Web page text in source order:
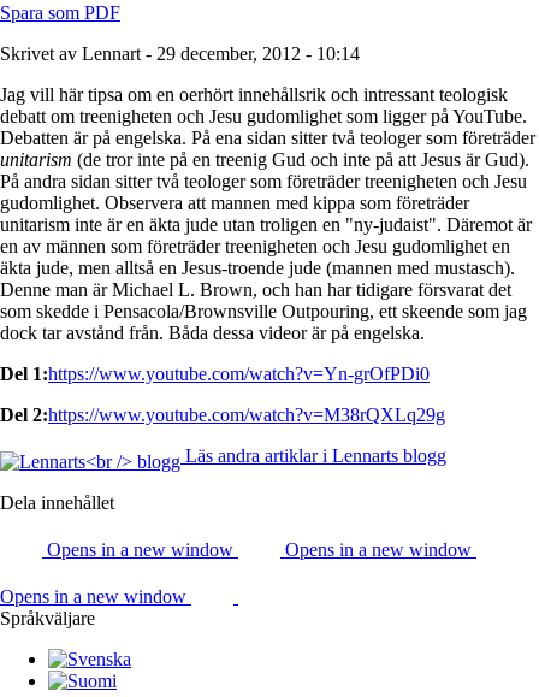
Spara som PDF
Skrivet av Lennart - 29 december, 2012 - 10:14
Jag vill här tipsa om en oerhört innehållsrik och intressant teologisk
debatt om treenigheten och Jesu gudomlighet som ligger på YouTube.
Debatten är på engelska. På ena sidan sitter två teologer som företräder
unitarism (de tror inte på en treenig Gud och inte på att Jesus är Gud).
På andra sidan sitter två teologer som företräder treenigheten och Jesu
gudomlighet. Observera att mannen med kippa som företräder
unitarism inte är en äkta jude utan troligen en "ny-judaist". Däremot är
en av männen som företräder treenigheten och Jesu gudomlighet en
äkta jude, men alltså en Jesus-troende jude (mannen med mustasch).
Denne man är Michael L. Brown, och han har tidigare försvarat det
som skedde i Pensacola/Brownsville Outpouring, ett skeende som jag
dock tar avstånd från. Båda dessa videor är på engelska.
Del 1:https://www.youtube.com/watch?v=Yn-grOfPDi0
Del 2:https://www.youtube.com/watch?v=M38rQXLq29g
Läs andra artiklar i Lennarts blogg
Dela innehållet
Opens in a new window Opens in a new window
Opens in a new window
Språkväljare